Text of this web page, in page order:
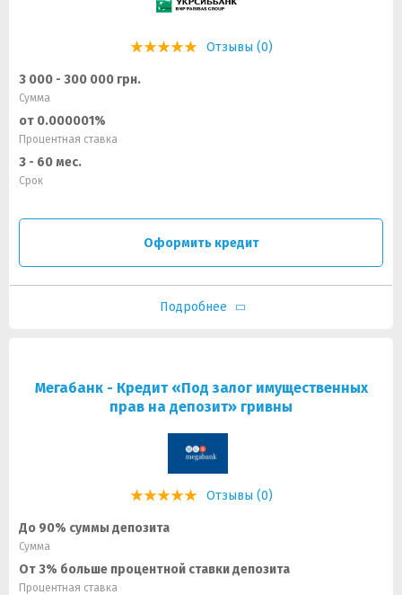
Отзывы (0)
3 000 - 300 000 грн.
Сумма
от 0.000001%
Процентная ставка
3 - 60 мес.
Срок
Оформить кредит
Подробнее
Мегабанк - Кредит «Под залог имущественных
прав на депозит» гривны
Отзывы (0)
До 90% суммы депозита
Сумма
От 3% больше процентной ставки депозита
Процентная ставка